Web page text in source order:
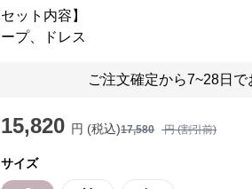
セット内容】
プ、ドレス
ご注文確定から7~28日で
15,820 円 (税込)17,580 円 (割引前)
サイズ